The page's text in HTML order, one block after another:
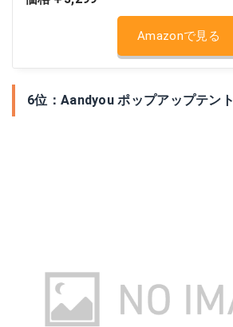
Amazonで見る
6位：Aandyou ポップアップテント